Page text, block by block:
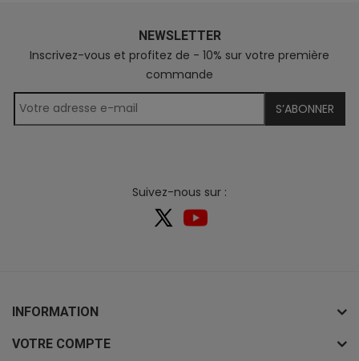
NEWSLETTER
Inscrivez-vous et profitez de - 10% sur votre première
commande
S’ABONNER
Suivez-nous sur :
INFORMATION
VOTRE COMPTE